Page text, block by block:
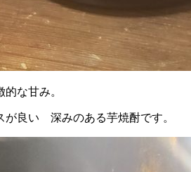
な甘み。
が良い 深みのある芋焼酎です。